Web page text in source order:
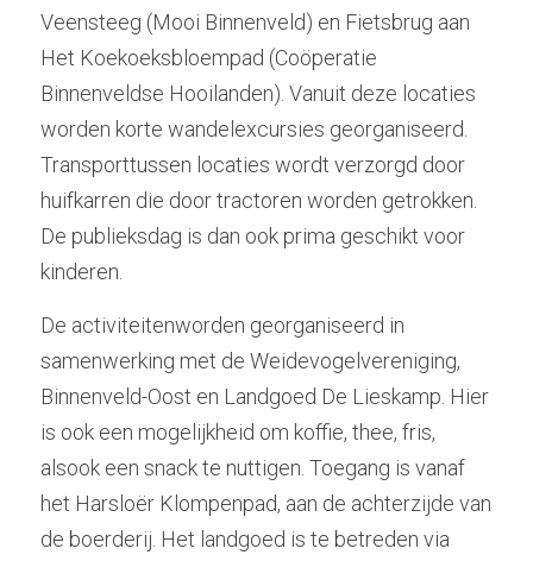
Veensteeg (Mooi Binnenveld) en Fietsbrug aan
Het Koekoeksbloempad (Coöperatie
Binnenveldse Hooilanden). Vanuit deze locaties
worden korte wandelexcursies georganiseerd.
Transporttussen locaties wordt verzorgd door
huifkarren die door tractoren worden getrokken.
De publieksdag is dan ook prima geschikt voor
kinderen.
De activiteitenworden georganiseerd in
samenwerking met de Weidevogelvereniging,
Binnenveld-Oost en Landgoed De Lieskamp. Hier
is ook een mogelijkheid om koffie, thee, fris,
alsook een snack te nuttigen. Toegang is vanaf
het Harsloër Klompenpad, aan de achterzijde van
de boerderij. Het landgoed is te betreden via